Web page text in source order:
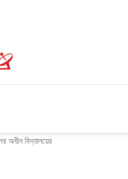
অধীন বিদ্যালয়ের